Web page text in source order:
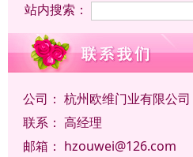
站内搜索：
公司： 杭州欧维门业有限公司
联系： 高经理
邮箱： hzouwei@126.com